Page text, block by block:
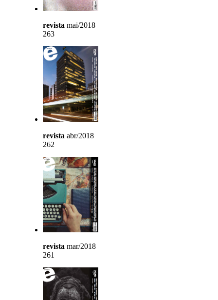
revista mai/2018
263
revista abr/2018
262
revista mar/2018
261